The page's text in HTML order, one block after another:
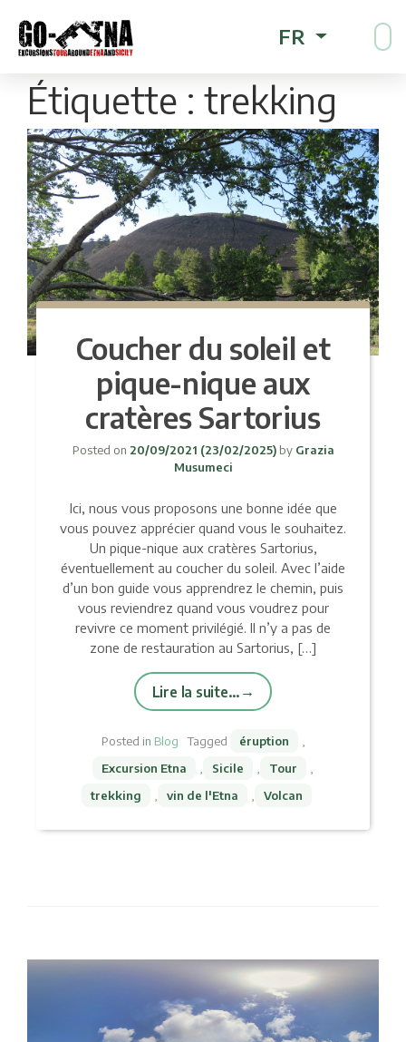
FR
Étiquette : trekking
Coucher du soleil et
pique-nique aux
cratères Sartorius
Posted on 20/09/2021 (23/02/2025) byGrazia
Musumeci
Ici, nous vous proposons une bonne idée que
vous pouvez apprécier quand vous le souhaitez.
Un pique-nique aux cratères Sartorius,
éventuellement au coucher du soleil. Avec l’aide
d’un bon guide vous apprendrez le chemin, puis
vous reviendrez quand vous voudrez pour
revivre ce moment privilégié. Il n’y a pas de
zone de restauration au Sartorius, […]
Lire la suite…
Posted in Blog Tagged éruption
Excursion Etna
Sicile Tour
trekking
vin de l'Etna Volcan